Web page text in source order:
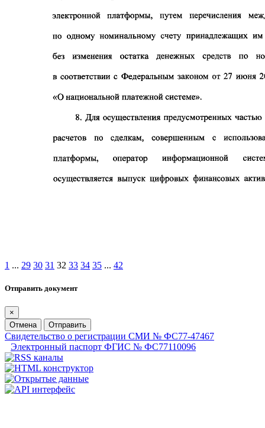
1 ... 29 30 31 32 33 34 35 ... 42
Отправить документ
×
Отмена
Отправить
Свидетельство о регистрации СМИ № ФС77-47467
Электронный паспорт ФГИС № ФС77110096